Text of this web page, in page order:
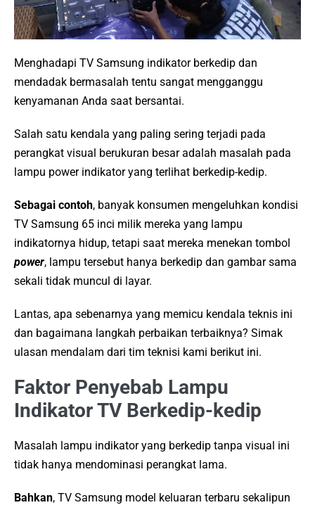
Menghadapi TV Samsung indikator berkedip dan
mendadak bermasalah tentu sangat mengganggu
kenyamanan Anda saat bersantai.
Salah satu kendala yang paling sering terjadi pada
perangkat visual berukuran besar adalah masalah pada
lampu power indikator yang terlihat berkedip-kedip.
Sebagai contoh, banyak konsumen mengeluhkan kondisi
TV Samsung 65 inci milik mereka yang lampu
indikatornya hidup, tetapi saat mereka menekan tombol
power, lampu tersebut hanya berkedip dan gambar sama
sekali tidak muncul di layar.
Lantas, apa sebenarnya yang memicu kendala teknis ini
dan bagaimana langkah perbaikan terbaiknya? Simak
ulasan mendalam dari tim teknisi kami berikut ini.
Faktor Penyebab Lampu
Indikator TV Berkedip-kedip
Masalah lampu indikator yang berkedip tanpa visual ini
tidak hanya mendominasi perangkat lama.
Bahkan, TV Samsung model keluaran terbaru sekalipun